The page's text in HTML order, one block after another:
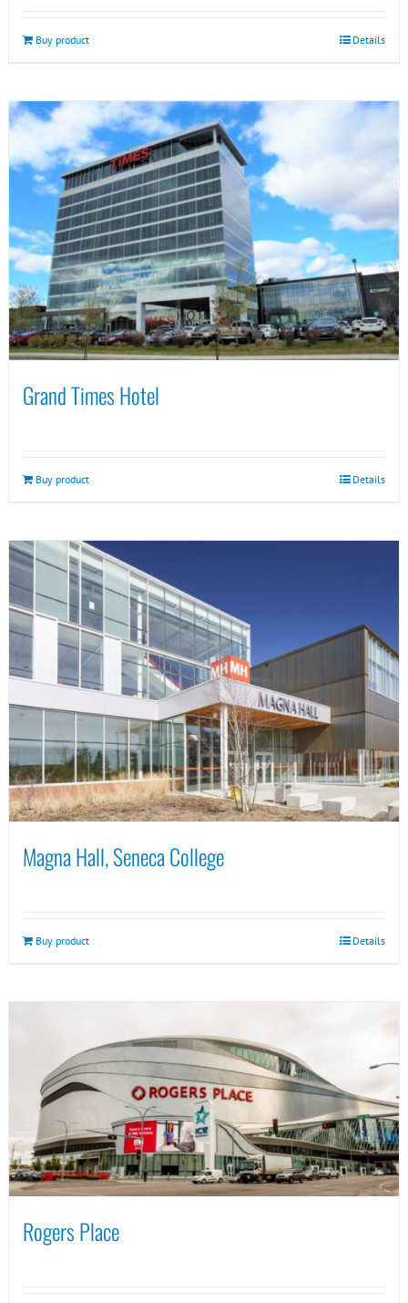
Buy product Details
Grand Times Hotel
Buy product Details
Magna Hall, Seneca College
Buy product Details
Rogers Place